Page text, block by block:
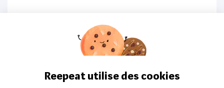
Apple - Tout en un